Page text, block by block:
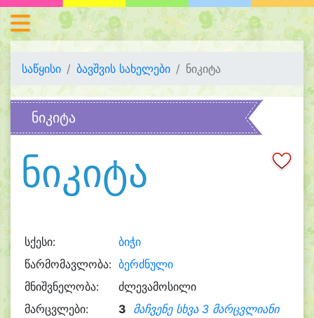
საწყისი ბავშვის სახელები ნიკიტა
ნიკიტა
ნიკიტა
სქესი:
ბიჭი
წარმომავლობა: ბერძნული
მნიშვნელობა:
ძლევამოსილი
მარცვლები:
3 მაჩვენე სხვა 3 მარცვლიანი